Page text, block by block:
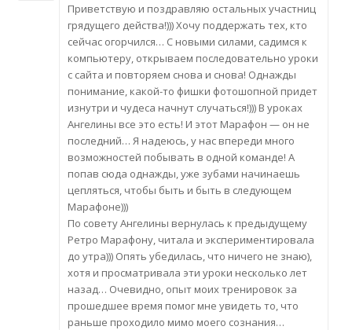
Приветствую и поздравляю остальных участниц
грядущего действа!))) Хочу поддержать тех, кто
сейчас огорчился… С новыми силами, садимся к
компьютеру, открываем последовательно уроки
с сайта и повторяем снова и снова! Однажды
понимание, какой-то фишки фотошопной придет
изнутри и чудеса начнут случаться!))) В уроках
Ангелины все это есть! И этот Марафон — он не
последний… Я надеюсь, у нас впереди много
возможностей побывать в одной команде! А
попав сюда однажды, уже зубами начинаешь
цепляться, чтобы быть и быть в следующем
Марафоне)))
По совету Ангелины вернулась к предыдущему
Ретро Марафону, читала и экспериментировала
до утра))) Опять убедилась, что ничего не знаю),
хотя и просматривала эти уроки несколько лет
назад… Очевидно, опыт моих тренировок за
прошедшее время помог мне увидеть то, что
раньше проходило мимо моего сознания…